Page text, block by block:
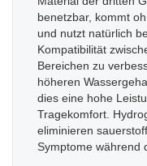
benetzbar, kommt
und nutzt natürlich
Kompatibilität
Bereichen zu
höheren
dies eine hohe
Tragekomfort.
eliminieren
Symptome während